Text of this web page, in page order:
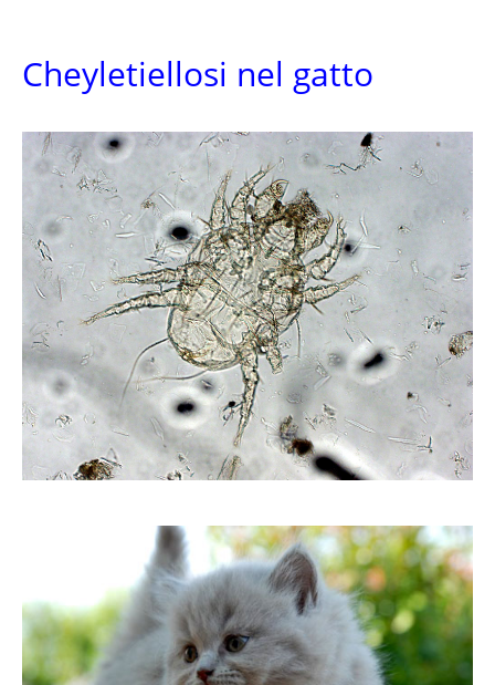
Cheyletiellosi nel gatto